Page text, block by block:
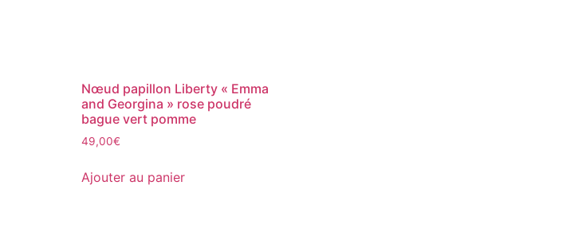
Nœud papillon Liberty « Emma
and Georgina » rose poudré
bague vert pomme
49,00€
Ajouter au panier